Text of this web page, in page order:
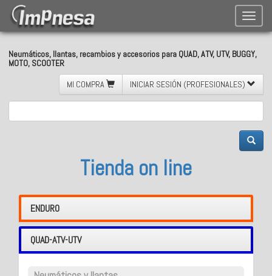
Toggle
Neumáticos, llantas, recambios y accesorios para QUAD, ATV, UTV, BUGGY,
MOTO, SCOOTER
MI COMPRA
INICIAR SESIÓN (PROFESIONALES)
Tienda on line
ENDURO
QUAD-ATV-UTV